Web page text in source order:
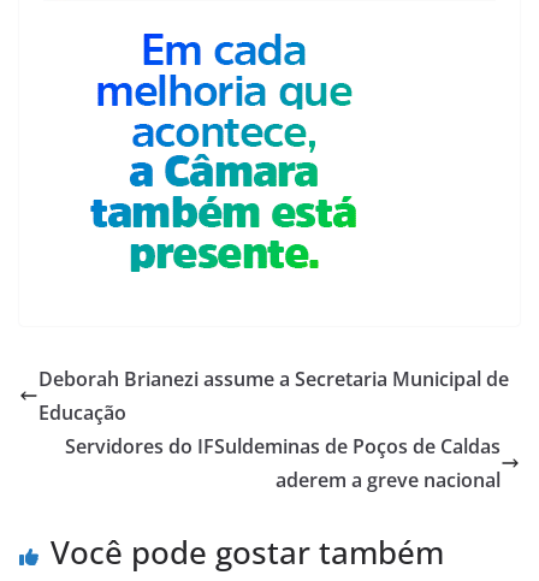
Deborah Brianezi assume a Secretaria Municipal de
Educação
Servidores do IFSuldeminas de Poços de Caldas
aderem a greve nacional
Você pode gostar também